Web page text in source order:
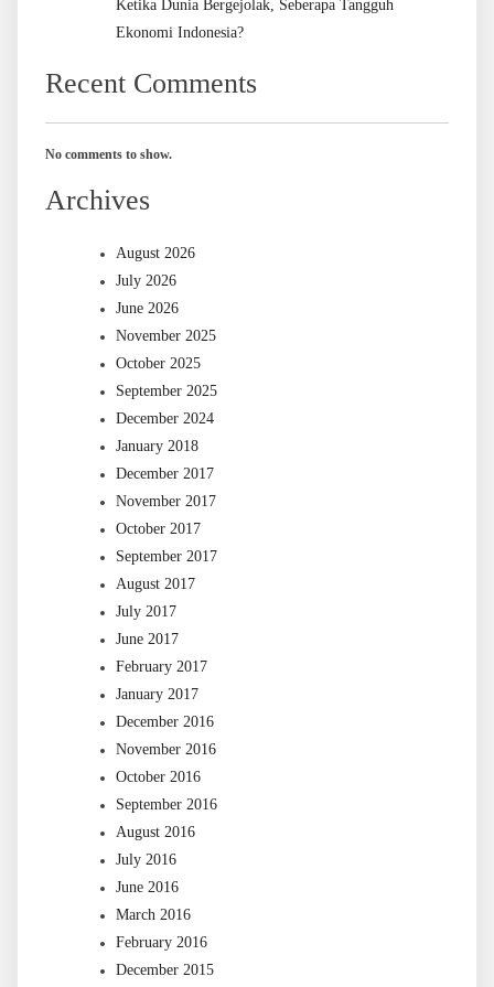
Ketika Dunia Bergejolak, Seberapa Tangguh
Ekonomi Indonesia?
Recent Comments
No comments to show.
Archives
August 2026
July 2026
June 2026
November 2025
October 2025
September 2025
December 2024
January 2018
December 2017
November 2017
October 2017
September 2017
August 2017
July 2017
June 2017
February 2017
January 2017
December 2016
November 2016
October 2016
September 2016
August 2016
July 2016
June 2016
March 2016
February 2016
December 2015